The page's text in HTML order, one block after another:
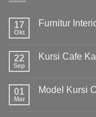
17
Okt
Furnitur
22
Sep
Kursi Cafe
01
Mar
Model Kursi